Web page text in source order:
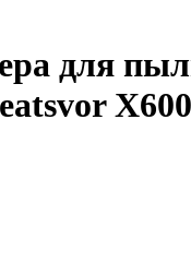
для
X600